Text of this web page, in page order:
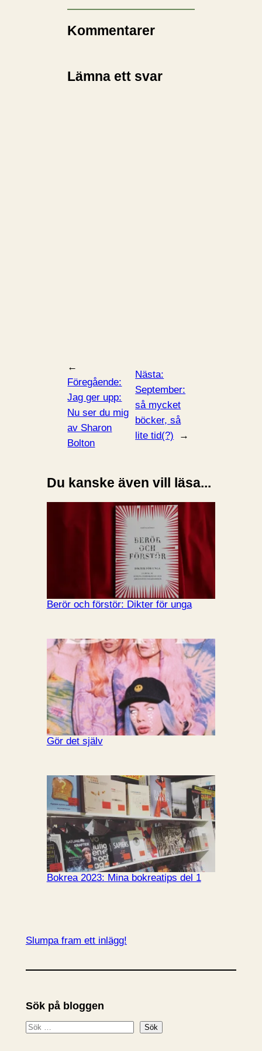
Kommentarer
Lämna ett svar
←
Föregående:
Jag ger upp:
Nu ser du mig
av Sharon
Bolton
Nästa:
September:
så mycket
böcker, så
lite tid(?)
→
Du kanske även vill läsa...
Berör och förstör: Dikter för unga
Gör det själv
Bokrea 2023: Mina bokreatips del 1
Slumpa fram ett inlägg!
Sök på bloggen
S
Sök